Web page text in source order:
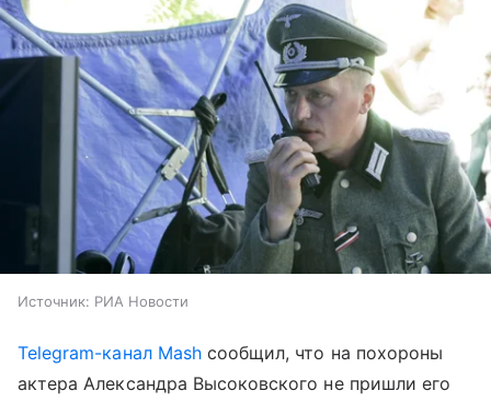
Источник: РИА Новости
Telegram-канал Mashсообщил, что на похороны
актера Александра Высоковского не пришли его